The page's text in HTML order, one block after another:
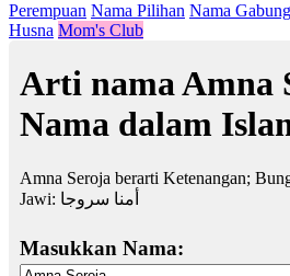
Perempuan Nama Pilihan Nama
Husna Mom's Club
Arti nama Amna
Nama dalam
Amna Seroja berarti Ketenangan;
Jawi: أمنا سروجا
Masukkan Nama: